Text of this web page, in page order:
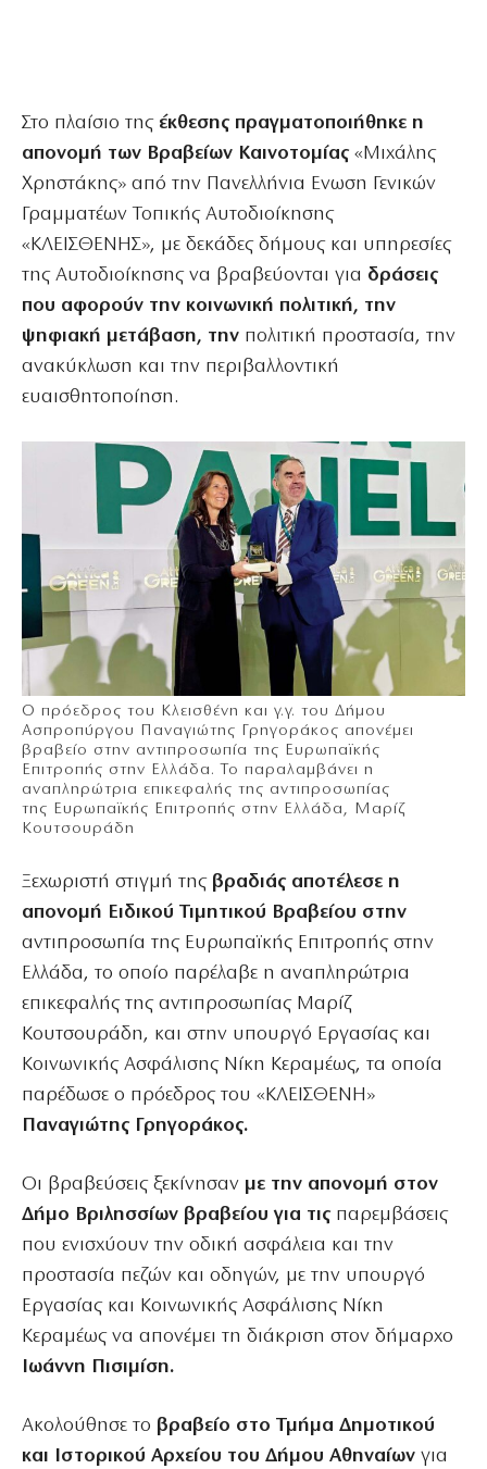
Στο πλαίσιο τηςέκθεσης πραγματοποιήθηκε η
απονομή των Βραβείων Καινοτομίας «Μιχάλης
Χρηστάκης» από την Πανελλήνια Ενωση Γενικών
Γραμματέων Τοπικής Αυτοδιοίκησης
«ΚΛΕΙΣΘΕΝΗΣ», με δεκάδες δήμους και υπηρεσίες
της Αυτοδιοίκησης να βραβεύονται για δράσεις
που αφορούν την κοινωνική πολιτική, την
ψηφιακή μετάβαση, την πολιτική προστασία, την
ανακύκλωση και την περιβαλλοντική
ευαισθητοποίηση.
Ο πρόεδρος του Κλεισθένη και γ.γ. του Δήμου
Ασπροπύργου Παναγιώτης Γρηγοράκος απονέμει
βραβείο στην αντιπροσωπία της Ευρωπαϊκής
Επιτροπής στην Ελλάδα. Το παραλαμβάνει η
αναπληρώτρια επικεφαλής της αντιπροσωπίας
της Ευρωπαϊκής Επιτροπής στην Ελλάδα, Μαρίζ
Κουτσουράδη
Ξεχωριστή στιγμή της βραδιάς αποτέλεσε η
απονομή Ειδικού Τιμητικού Βραβείου στην
αντιπροσωπία της Ευρωπαϊκής Επιτροπής στην
Ελλάδα, το οποίο παρέλαβε η αναπληρώτρια
επικεφαλής της αντιπροσωπίας Μαρίζ
Κουτσουράδη, και στην υπουργό Εργασίας και
Κοινωνικής Ασφάλισης Νίκη Κεραμέως, τα οποία
παρέδωσε ο πρόεδρος του «ΚΛΕΙΣΘΕΝΗ»
Παναγιώτης Γρηγοράκος.
Οι βραβεύσεις ξεκίνησαν με την απονομή στον
Δήμο Βριλησσίων βραβείου για τις παρεμβάσεις
που ενισχύουν την οδική ασφάλεια και την
προστασία πεζών και οδηγών, με την υπουργό
Εργασίας και Κοινωνικής Ασφάλισης Νίκη
Κεραμέως να απονέμει τη διάκριση στον δήμαρχο
Ιωάννη Πισιμίση.
Ακολούθησε το βραβείο στο Τμήμα Δημοτικού
και Ιστορικού Αρχείου του Δήμου Αθηναίων για